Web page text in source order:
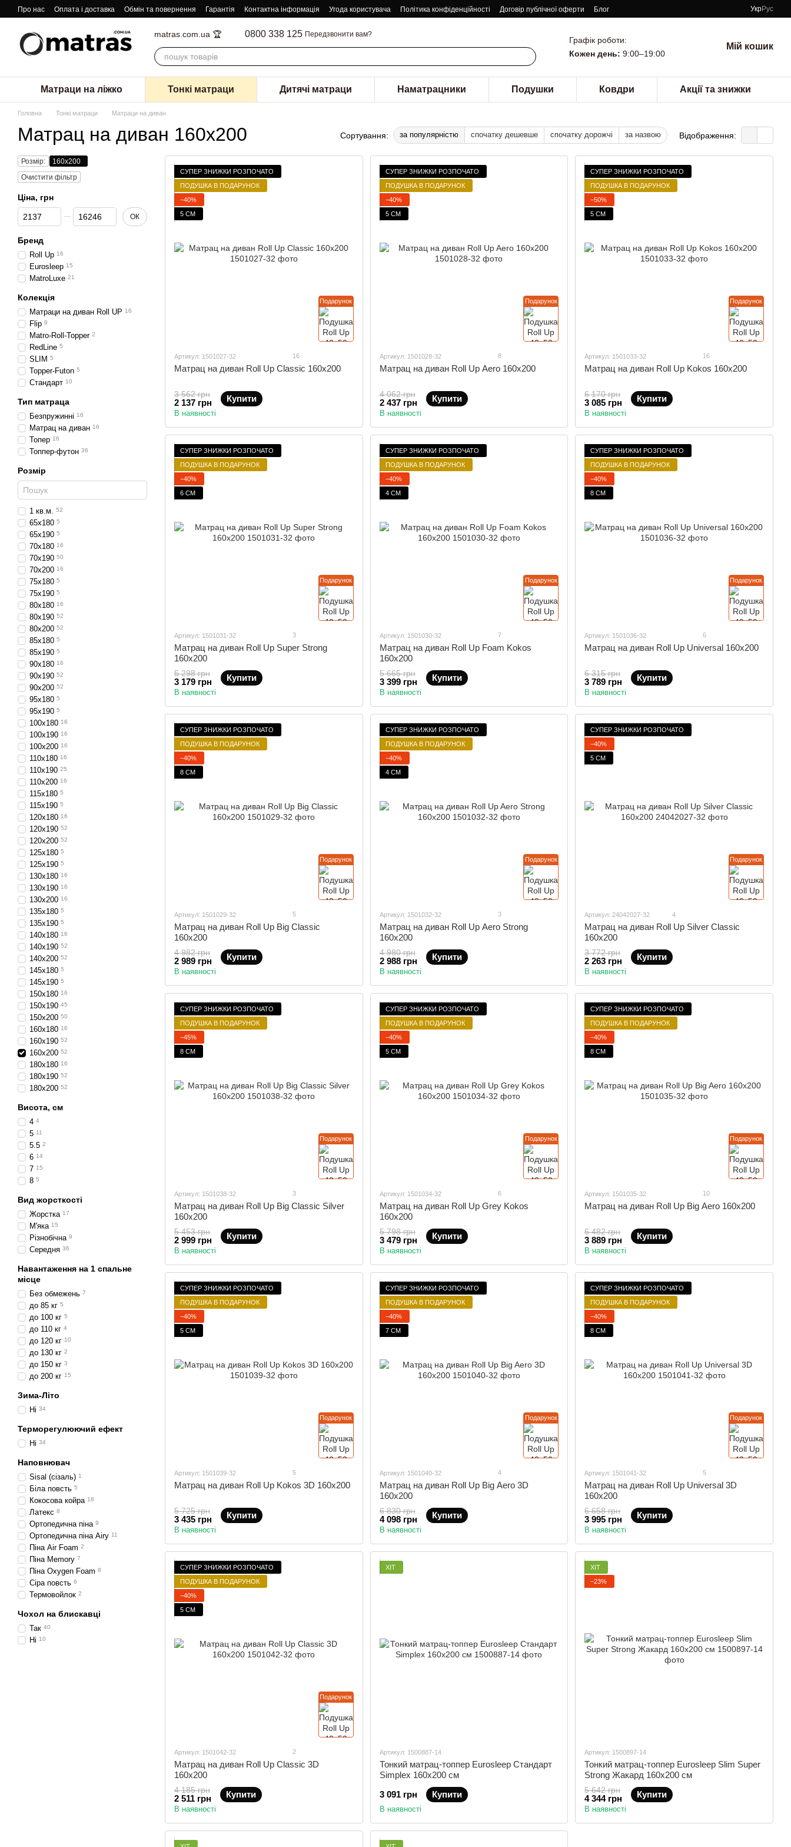
Перейти к основному контенту
Про нас Оплата і доставка Обмін та повернення Гарантія Контактна інформація Угода користувача Політика конфіденційності Договір публічної оферти Блог УкрРус
matras.com.ua 🏆 0800 338 125 Передзвонити вам?
Графік роботи:
Кожен день: 9:00–19:00
Мій кошик
Матраци на ліжко Тонкі матраци Дитячі матраци Наматрацники Подушки Ковдри Акції та знижки
Головна Тонкі матраци Матраци на диван
Матрац на диван 160x200 Сортування: за популярністю спочатку дешевше спочатку дорожчі за назвою Відображення:
Подарунок
СУПЕР ЗНИЖКИ РОЗПОЧАТО
ПОДУШКА В ПОДАРУНОК
−40%
5 СМ
Артикул: 1501027-32 16
Матрац на диван Roll Up Classic 160x200
3 562 грн
2 137 грн Купити
В наявності
Подарунок
СУПЕР ЗНИЖКИ РОЗПОЧАТО
ПОДУШКА В ПОДАРУНОК
−40%
5 СМ
Артикул: 1501028-32 8
Матрац на диван Roll Up Aero 160x200
4 062 грн
2 437 грн Купити
В наявності
Подарунок
СУПЕР ЗНИЖКИ РОЗПОЧАТО
ПОДУШКА В ПОДАРУНОК
−50%
5 СМ
Артикул: 1501033-32 16
Матрац на диван Roll Up Kokos 160x200
6 170 грн
3 085 грн Купити
В наявності
Подарунок
СУПЕР ЗНИЖКИ РОЗПОЧАТО
ПОДУШКА В ПОДАРУНОК
−40%
6 СМ
Артикул: 1501031-32 3
Матрац на диван Roll Up Super Strong
160x200
5 298 грн
3 179 грн Купити
В наявності
Подарунок
СУПЕР ЗНИЖКИ РОЗПОЧАТО
ПОДУШКА В ПОДАРУНОК
−40%
4 СМ
Артикул: 1501030-32 7
Матрац на диван Roll Up Foam Kokos
160x200
5 665 грн
3 399 грн Купити
В наявності
Подарунок
СУПЕР ЗНИЖКИ РОЗПОЧАТО
ПОДУШКА В ПОДАРУНОК
−40%
8 СМ
Артикул: 1501036-32 6
Матрац на диван Roll Up Universal 160x200
6 315 грн
3 789 грн Купити
В наявності
Подарунок
СУПЕР ЗНИЖКИ РОЗПОЧАТО
ПОДУШКА В ПОДАРУНОК
−40%
8 СМ
Артикул: 1501029-32 5
Матрац на диван Roll Up Big Classic
160x200
4 982 грн
2 989 грн Купити
В наявності
Подарунок
СУПЕР ЗНИЖКИ РОЗПОЧАТО
ПОДУШКА В ПОДАРУНОК
−40%
4 СМ
Артикул: 1501032-32 3
Матрац на диван Roll Up Aero Strong
160x200
4 980 грн
2 988 грн Купити
В наявності
Подарунок
СУПЕР ЗНИЖКИ РОЗПОЧАТО
−40%
5 СМ
Артикул: 24042027-32 4
Матрац на диван Roll Up Silver Classic
160x200
3 772 грн
2 263 грн Купити
В наявності
Подарунок
СУПЕР ЗНИЖКИ РОЗПОЧАТО
ПОДУШКА В ПОДАРУНОК
−45%
8 СМ
Артикул: 1501038-32 3
Матрац на диван Roll Up Big Classic Silver
160x200
5 453 грн
2 999 грн Купити
В наявності
Подарунок
СУПЕР ЗНИЖКИ РОЗПОЧАТО
ПОДУШКА В ПОДАРУНОК
−40%
5 СМ
Артикул: 1501034-32 6
Матрац на диван Roll Up Grey Kokos
160x200
5 798 грн
3 479 грн Купити
В наявності
Подарунок
СУПЕР ЗНИЖКИ РОЗПОЧАТО
ПОДУШКА В ПОДАРУНОК
−40%
8 СМ
Артикул: 1501035-32 10
Матрац на диван Roll Up Big Aero 160x200
6 482 грн
3 889 грн Купити
В наявності
Подарунок
СУПЕР ЗНИЖКИ РОЗПОЧАТО
ПОДУШКА В ПОДАРУНОК
−40%
5 СМ
Артикул: 1501039-32 5
Матрац на диван Roll Up Kokos 3D 160x200
5 725 грн
3 435 грн Купити
В наявності
Подарунок
СУПЕР ЗНИЖКИ РОЗПОЧАТО
ПОДУШКА В ПОДАРУНОК
−40%
7 СМ
Артикул: 1501040-32 4
Матрац на диван Roll Up Big Aero 3D
160x200
6 830 грн
4 098 грн Купити
В наявності
Подарунок
СУПЕР ЗНИЖКИ РОЗПОЧАТО
ПОДУШКА В ПОДАРУНОК
−40%
8 СМ
Артикул: 1501041-32 5
Матрац на диван Roll Up Universal 3D
160x200
6 658 грн
3 995 грн Купити
В наявності
Подарунок
СУПЕР ЗНИЖКИ РОЗПОЧАТО
ПОДУШКА В ПОДАРУНОК
−40%
5 СМ
Артикул: 1501042-32 2
Матрац на диван Roll Up Classic 3D
160x200
4 185 грн
2 511 грн Купити
В наявності
ХІТ
Артикул: 1500887-14
Тонкий матрац-топпер Eurosleep Стандарт
Simplex 160х200 см
3 091 грн
Купити
В наявності
ХІТ
−23%
Артикул: 1500897-14
Тонкий матрац-топпер Eurosleep Slim Super
Strong Жакард 160х200 см
5 642 грн
4 344 грн Купити
В наявності
Розмір:
160х200
Очистити фільтр
Ціна, грн
От Ціна, грн
До Ціна, грн ОК
Бренд
Roll Up 16
Eurosleep 15
MatroLuxe 21
Колекція
Матраци на диван Roll UP 16
Flip 9
Matro-Roll-Topper 2
RedLine 5
SLIM 5
Topper-Futon 5
Стандарт 10
Тип матраца
Безпружинні 16
Матрац на диван 16
Топер 16
Топпер-футон 36
Розмір
1 кв.м. 52
65х180 5
65х190 5
70х180 16
70х190 50
70х200 16
75х180 5
75х190 5
80х180 16
80х190 52
80х200 52
85х180 5
85х190 5
90х180 16
90х190 52
90х200 52
95х180 5
95х190 5
100х180 16
100х190 16
100х200 16
110х180 16
110х190 25
110х200 16
115х180 5
115х190 5
120х180 16
120х190 52
120х200 52
125х180 5
125х190 5
130х180 16
130х190 16
130х200 16
135х180 5
135х190 5
140х180 16
140х190 52
140х200 52
145х180 5
145х190 5
150х180 16
150х190 45
150х200 50
160х180 16
160х190 52
160х200 52
180х180 16
180х190 52
180х200 52
Висота, см
4 4
5 11
5.5 2
6 14
7 15
8 5
Вид жорсткості
Жорстка 17
М'яка 15
Різнобічна 9
Середня 36
Навантаження на 1 спальне
місце
Без обмежень 7
до 85 кг 5
до 100 кг 5
до 110 кг 4
до 120 кг 10
до 130 кг 2
до 150 кг 3
до 200 кг 15
Зима-Літо
Ні 34
Терморегулюючий ефект
Ні 34
Наповнювач
Sisal (сізаль) 1
Біла повсть 5
Кокосова койра 18
Латекс 8
Ортопедична піна 9
Ортопедична піна Airy 11
Піна Air Foam 2
Піна Memory 7
Піна Oxygen Foam 8
Сіра повсть 6
Термовойлок 2
Чохол на блискавці
Так 40
Ні 10